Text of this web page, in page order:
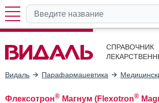
СПРАВОЧНИК
Видаль Парафармацевтика
Флексотрон® Магнум (Flexotron®